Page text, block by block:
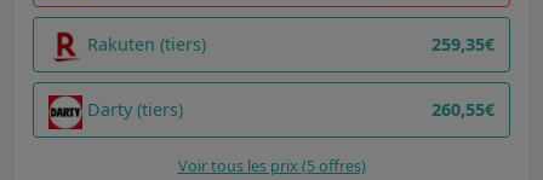
Rakuten (tiers) 259,35€
Darty (tiers) 260,55€
Voir tous les prix (5 offres)